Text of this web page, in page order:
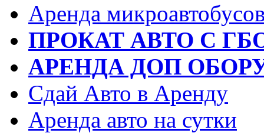
Аренда
ПРОКАТ АВТО С
АРЕНДА ДОП
Сдай Авто в Аренду
Аренда авто на сутки